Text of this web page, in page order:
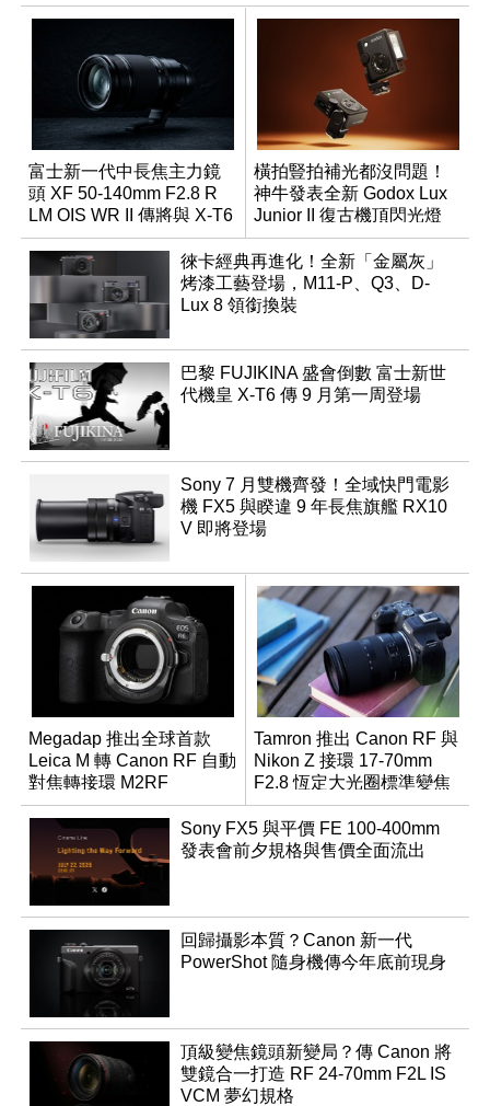
富士新一代中長焦主力鏡
頭 XF 50-140mm F2.8 R
LM OIS WR II 傳將與 X-T6
同步亮相
橫拍豎拍補光都沒問題！
神牛發表全新 Godox Lux
Junior II 復古機頂閃光燈
徠卡經典再進化！全新「金屬灰」
烤漆工藝登場，M11-P、Q3、D-
Lux 8 領銜換裝
巴黎 FUJIKINA 盛會倒數 富士新世
代機皇 X-T6 傳 9 月第一周登場
Sony 7 月雙機齊發！全域快門電影
機 FX5 與睽違 9 年長焦旗艦 RX10
V 即將登場
Megadap 推出全球首款
Leica M 轉 Canon RF 自動
對焦轉接環 M2RF
Tamron 推出 Canon RF 與
Nikon Z 接環 17-70mm
F2.8 恆定大光圈標準變焦
鏡
Sony FX5 與平價 FE 100-400mm
發表會前夕規格與售價全面流出
回歸攝影本質？Canon 新一代
PowerShot 隨身機傳今年底前現身
頂級變焦鏡頭新變局？傳 Canon 將
雙鏡合一打造 RF 24-70mm F2L IS
VCM 夢幻規格